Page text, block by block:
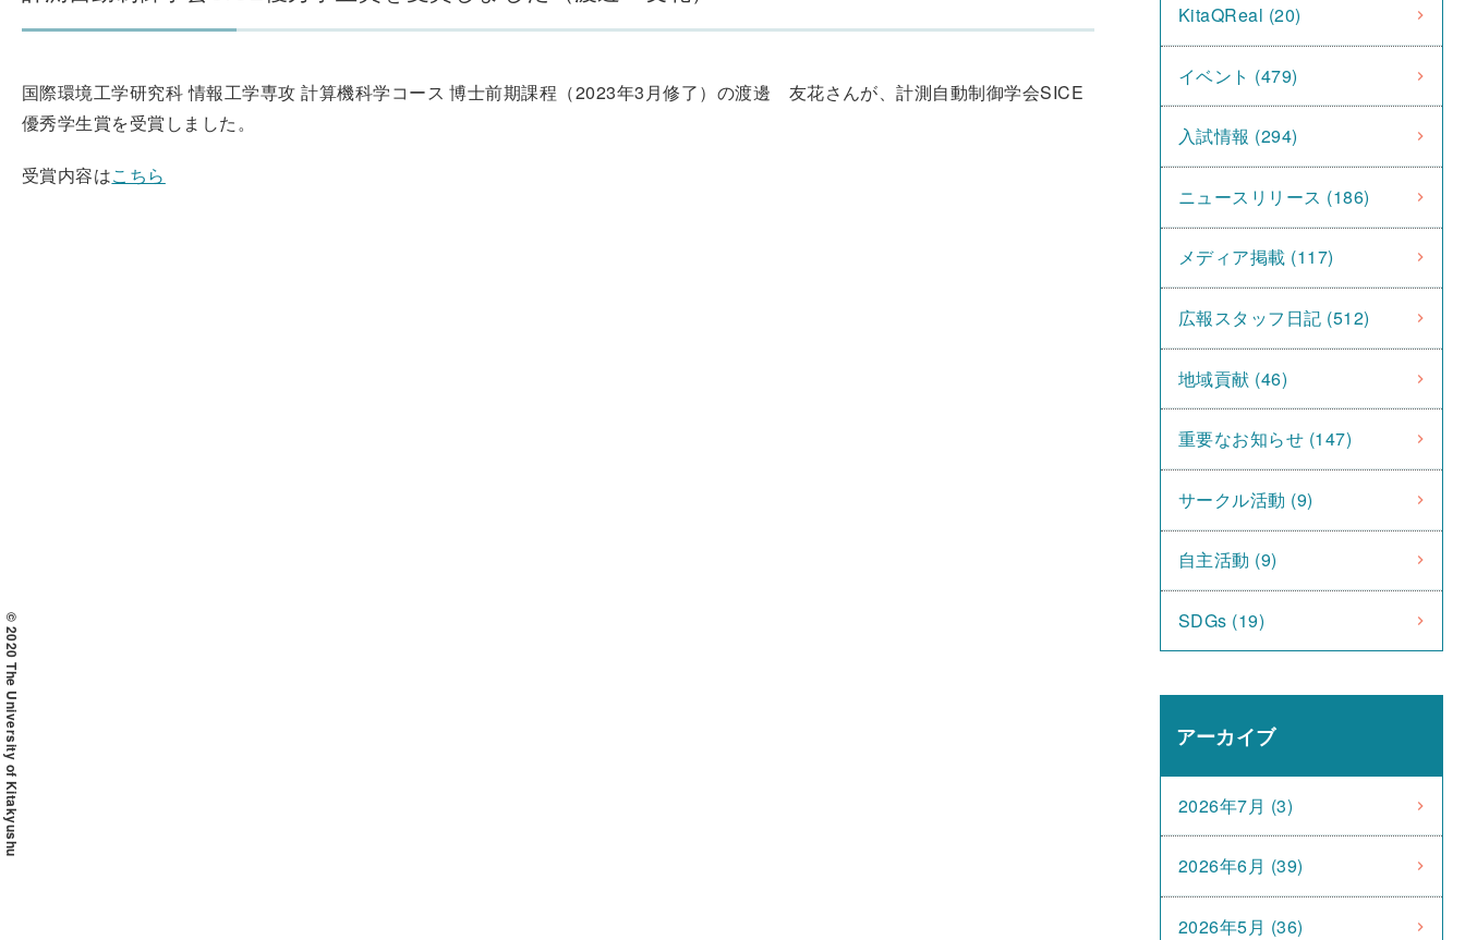
© 2020 The University of Kitakyushu
国際環境工学研究科 情報工学専攻 計算機科学コース 博士前期課程（2023年3月修了）の渡邊 友花さんが、計測自動制御学会SICE
優秀学生賞を受賞しました。
受賞内容はこちら
KitaQReal (20)
イベント (479)
入試情報 (294)
ニュースリリース (186)
メディア掲載 (117)
広報スタッフ日記 (512)
地域貢献 (46)
重要なお知らせ (147)
サークル活動 (9)
自主活動 (9)
SDGs (19)
アーカイブ
2026年7月 (3)
2026年6月 (39)
2026年5月 (36)